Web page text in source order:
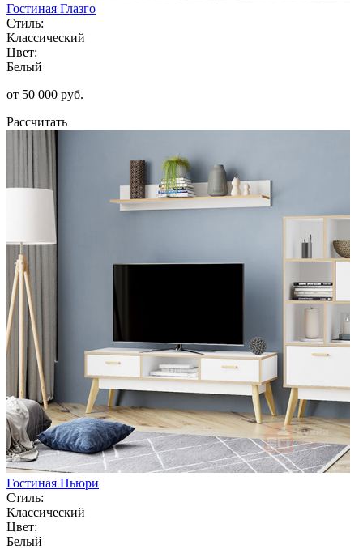
Гостиная Глазго
Стиль:
Классический
Цвет:
Белый
от 50 000 руб.
Рассчитать
Гостиная Ньюри
Стиль:
Классический
Цвет:
Белый